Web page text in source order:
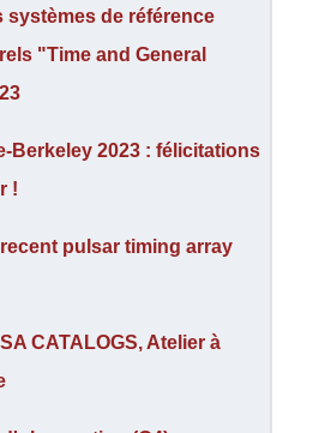
systèmes de référence
"Time and General
Berkeley 2023 : félicitations
!
pulsar timing array
CATALOGS, Atelier à